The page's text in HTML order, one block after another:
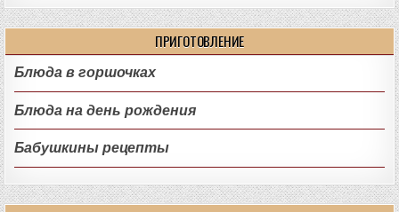
ПРИГОТОВЛЕНИЕ
Блюда в горшочках
Блюда на день рождения
Бабушкины рецепты